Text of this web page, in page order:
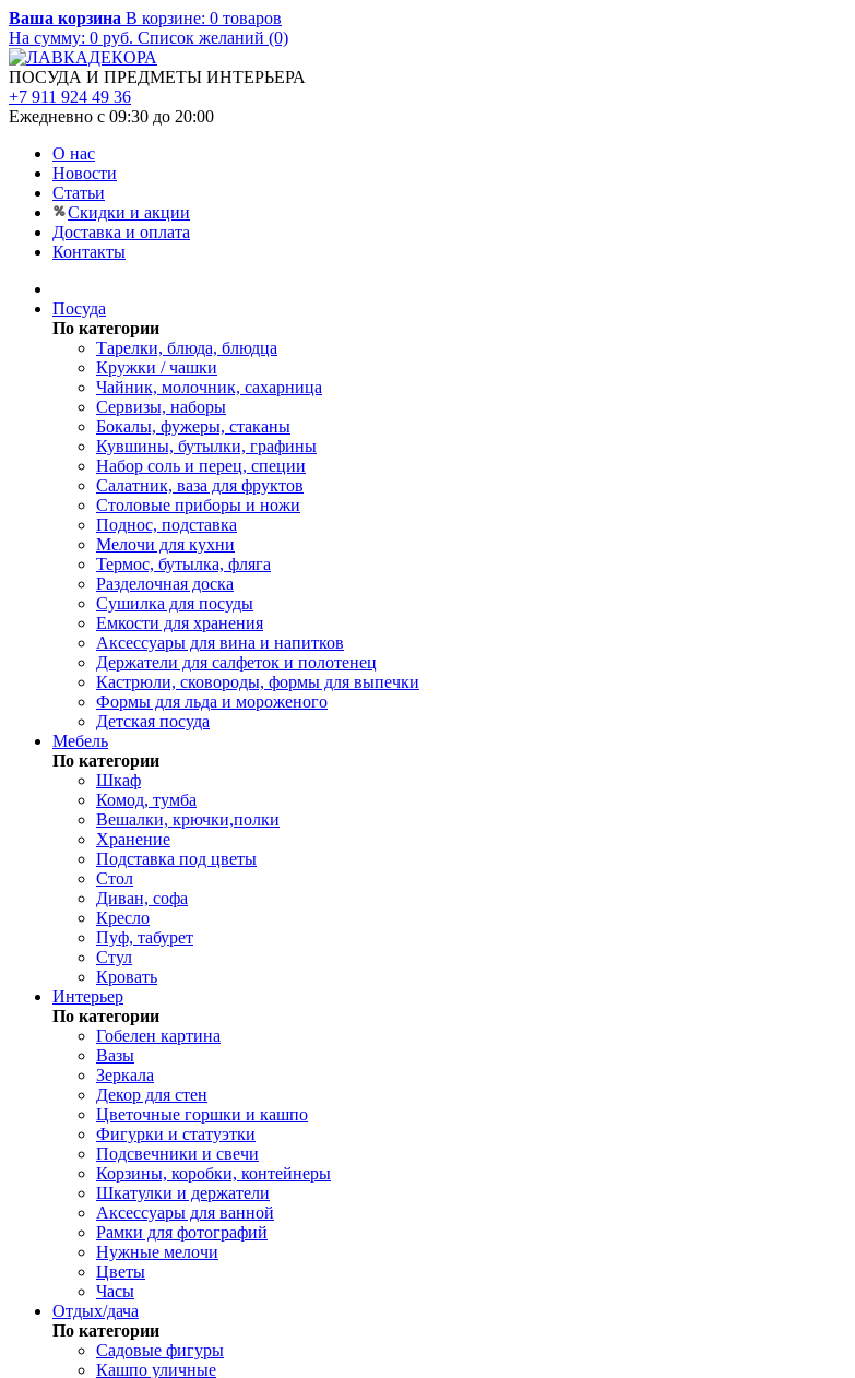
Ваша корзина В корзине: 0 товаров
На сумму: 0 руб. Список желаний (0)
ПОСУДА И ПРЕДМЕТЫ ИНТЕРЬЕРА
+7 911 924 49 36
Ежедневно с 09:30 до 20:00
О нас
Новости
Статьи
Скидки и акции
Доставка и оплата
Контакты
Посуда
По категории
Тарелки, блюда, блюдца
Кружки / чашки
Чайник, молочник, сахарница
Сервизы, наборы
Бокалы, фужеры, стаканы
Кувшины, бутылки, графины
Набор соль и перец, специи
Салатник, ваза для фруктов
Столовые приборы и ножи
Поднос, подставка
Мелочи для кухни
Термос, бутылка, фляга
Разделочная доска
Сушилка для посуды
Емкости для хранения
Аксессуары для вина и напитков
Держатели для салфеток и полотенец
Кастрюли, сковороды, формы для выпечки
Формы для льда и мороженого
Детская посуда
Мебель
По категории
Шкаф
Комод, тумба
Вешалки, крючки,полки
Хранение
Подставка под цветы
Стол
Диван, софа
Кресло
Пуф, табурет
Стул
Кровать
Интерьер
По категории
Гобелен картина
Вазы
Зеркала
Декор для стен
Цветочные горшки и кашпо
Фигурки и статуэтки
Подсвечники и свечи
Корзины, коробки, контейнеры
Шкатулки и держатели
Аксессуары для ванной
Рамки для фотографий
Нужные мелочи
Цветы
Часы
Отдых/дача
По категории
Садовые фигуры
Кашпо уличные